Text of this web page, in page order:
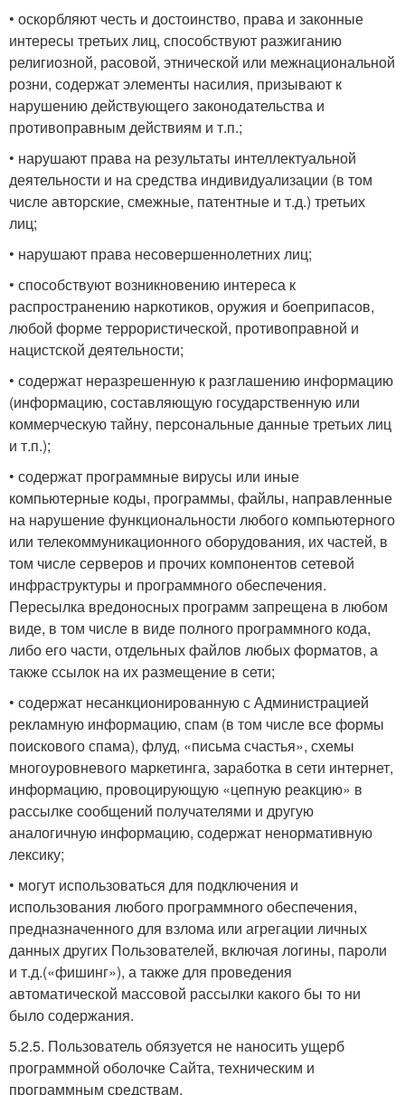
• оскорбляют честь и достоинство, права и законные
интересы третьих лиц, способствуют разжиганию
религиозной, расовой, этнической или межнациональной
розни, содержат элементы насилия, призывают к
нарушению действующего законодательства и
противоправным действиям и т.п.;
• нарушают права на результаты интеллектуальной
деятельности и на средства индивидуализации (в том
числе авторские, смежные, патентные и т.д.) третьих
лиц;
• нарушают права несовершеннолетних лиц;
• способствуют возникновению интереса к
распространению наркотиков, оружия и боеприпасов,
любой форме террористической, противоправной и
нацистской деятельности;
• содержат неразрешенную к разглашению информацию
(информацию, составляющую государственную или
коммерческую тайну, персональные данные третьих лиц
и т.п.);
• содержат программные вирусы или иные
компьютерные коды, программы, файлы, направленные
на нарушение функциональности любого компьютерного
или телекоммуникационного оборудования, их частей, в
том числе серверов и прочих компонентов сетевой
инфраструктуры и программного обеспечения.
Пересылка вредоносных программ запрещена в любом
виде, в том числе в виде полного программного кода,
либо его части, отдельных файлов любых форматов, а
также ссылок на их размещение в сети;
• содержат несанкционированную с Администрацией
рекламную информацию, спам (в том числе все формы
поискового спама), флуд, «письма счастья», схемы
многоуровневого маркетинга, заработка в сети интернет,
информацию, провоцирующую «цепную реакцию» в
рассылке сообщений получателями и другую
аналогичную информацию, содержат ненормативную
лексику;
• могут использоваться для подключения и
использования любого программного обеспечения,
предназначенного для взлома или агрегации личных
данных других Пользователей, включая логины, пароли
и т.д.(«фишинг»), а также для проведения
автоматической массовой рассылки какого бы то ни
было содержания.
5.2.5. Пользователь обязуется не наносить ущерб
программной оболочке Сайта, техническим и
программным средствам.